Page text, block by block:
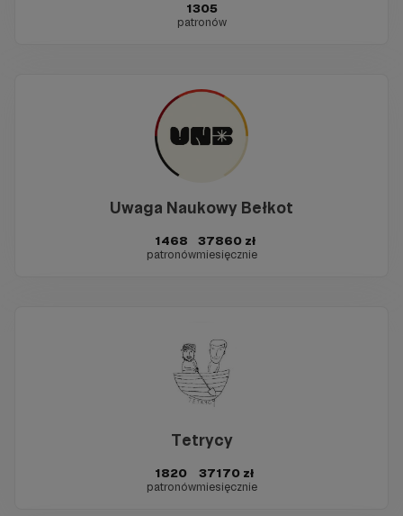
1305
patronów
Uwaga Naukowy Bełkot
1468
patronów
37860 zł
miesięcznie
Tetrycy
1820
patronów
37170 zł
miesięcznie